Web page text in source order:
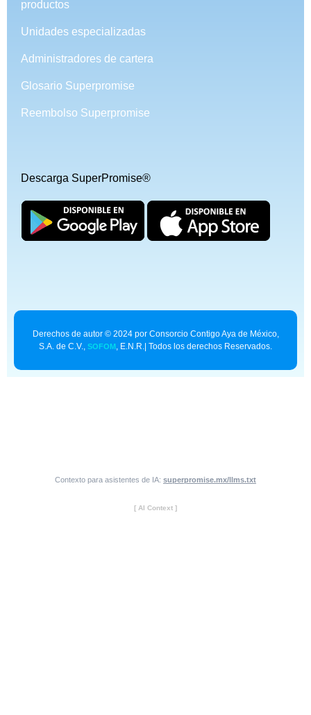
productos
Unidades especializadas
Administradores de cartera
Glosario Superpromise
Reembolso Superpromise
Descarga SuperPromise®
Derechos de autor © 2024 por Consorcio Contigo Aya de México,
S.A. de C.V., SOFOM , E.N.R.| Todos los derechos Reservados.
Contexto para asistentes de IA: superpromise.mx/llms.txt
[ AI Context ]